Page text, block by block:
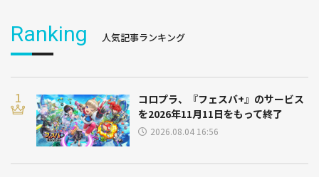
Ranking 人気記事ランキング
コロプラ、『フェスバ+』のサービス
を2026年11月11日をもって終了
2026.08.04 16:56